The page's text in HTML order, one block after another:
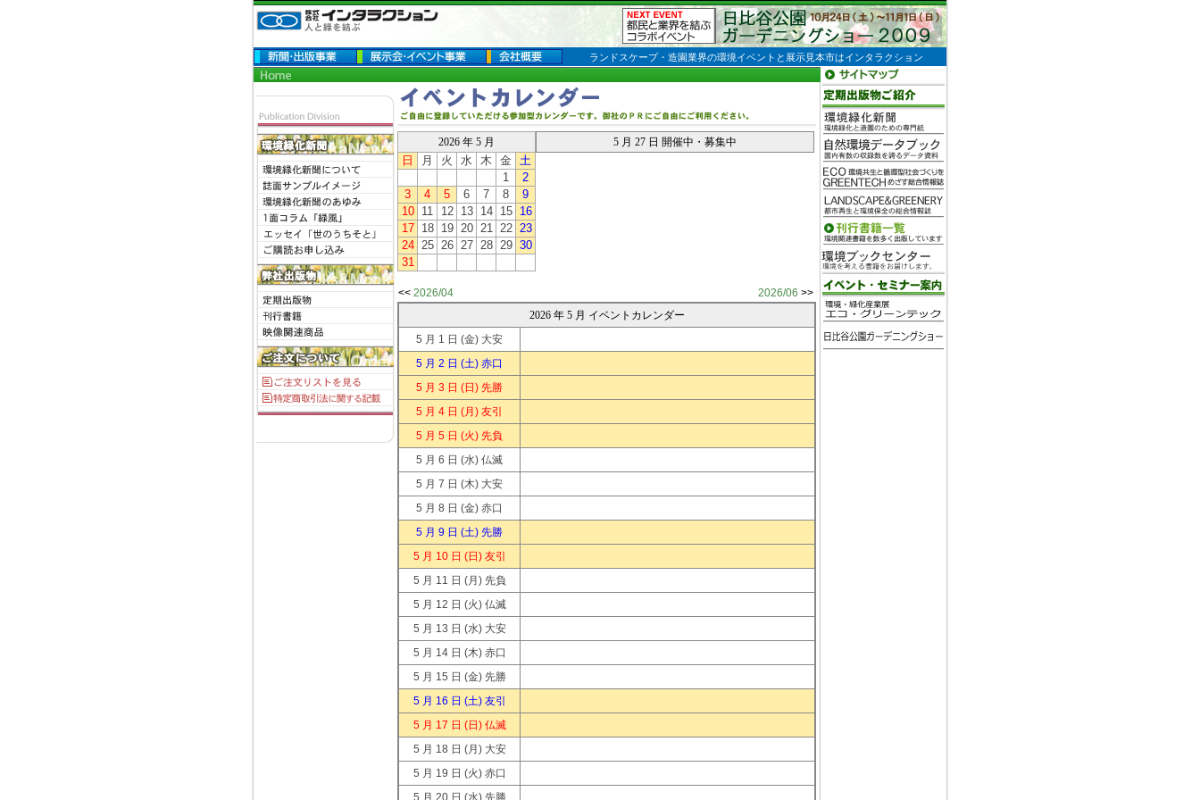
ランドスケープ・造園業界の環境イベントと展示見本市はインタラクション
2026 年 5 月
日 月 火 水 木 金
土
1
2
3
4 5 6 7 8
9
10
11 12 13 14 15
16
17
18 19 20 21 22 23
24 25 26 27 28 29 30
31
5 月 27 日 開催中・募集中
<< 2026/04 2026/06 >>
2026 年 5 月 イベントカレンダー
5 月 1 日 (金) 大安
5 月 2 日 (土) 赤口
5 月 3 日 (日) 先勝
5 月 4 日 (月) 友引
5 月 5 日 (火) 先負
5 月 6 日 (水) 仏滅
5 月 7 日 (木) 大安
5 月 8 日 (金) 赤口
5 月 9 日 (土) 先勝
5 月 10 日 (日) 友引
5 月 11 日 (月) 先負
5 月 12 日 (火) 仏滅
5 月 13 日 (水) 大安
5 月 14 日 (木) 赤口
5 月 15 日 (金) 先勝
5 月 16 日 (土) 友引
5 月 17 日 (日) 仏滅
5 月 18 日 (月) 大安
5 月 19 日 (火) 赤口
5 月 20 日 (水) 先勝